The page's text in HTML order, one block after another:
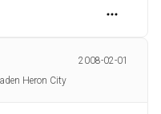
2008-02-01
Heron City